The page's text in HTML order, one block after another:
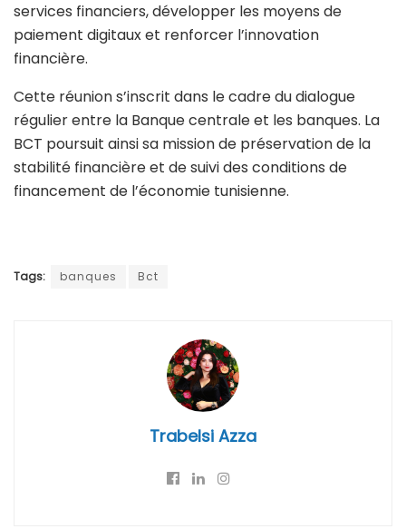
services financiers, développer les moyens de
paiement digitaux et renforcer l’innovation
financière.
Cette réunion s’inscrit dans le cadre du dialogue
régulier entre la Banque centrale et les banques. La
BCT poursuit ainsi sa mission de préservation de la
stabilité financière et de suivi des conditions de
financement de l’économie tunisienne.
Tags: banques Bct
Trabelsi Azza